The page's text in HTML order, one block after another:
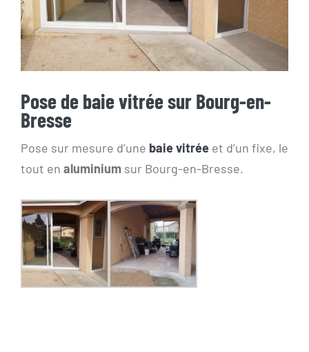
Pose de baie vitrée sur Bourg-en-
Bresse
Pose sur mesure d’une baie vitrée et d’un fixe, le
tout en aluminium sur Bourg-en-Bresse.